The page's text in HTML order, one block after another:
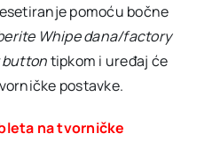
pomoću bočne
Whipe dana/factory
buttontipkom i uređaj će
postavke.
na tvorničke